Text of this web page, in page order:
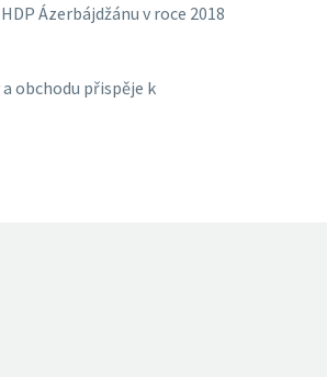
Ázerbájdžánu v roce 2018
obchodu přispěje k